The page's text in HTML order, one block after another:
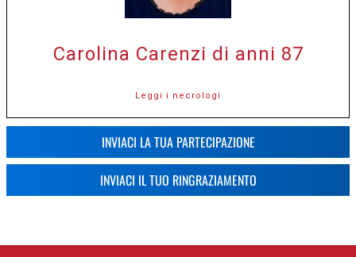
Carolina Carenzi di anni 87
Leggi i necrologi
INVIACI LA TUA PARTECIPAZIONE
INVIACI IL TUO RINGRAZIAMENTO